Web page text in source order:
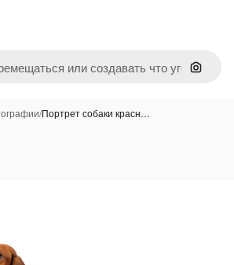
Поиск
/Портрет собаки красн…